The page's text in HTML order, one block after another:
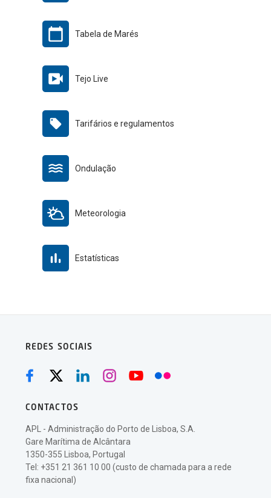
Tabela de Marés
Tejo Live
Tarifários e regulamentos
Ondulação
Meteorologia
Estatísticas
REDES SOCIAIS
CONTACTOS
APL - Administração do Porto de Lisboa, S.A.
Gare Marítima de Alcântara
1350-355 Lisboa, Portugal
Tel: +351 21 361 10 00 (custo de chamada para a rede
fixa nacional)